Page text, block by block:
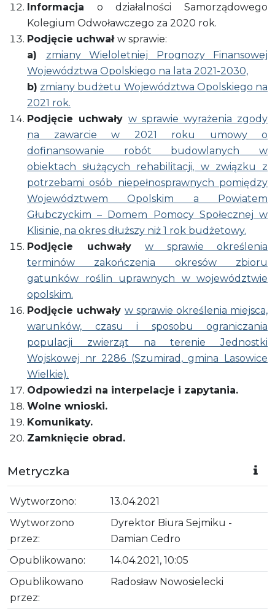
Informacja o działalności Samorządowego
Kolegium Odwoławczego za 2020 rok.
Podjęcie uchwał w sprawie:
a) zmiany Wieloletniej Prognozy Finansowej
Województwa Opolskiego na lata 2021-2030,
b) zmiany budżetu Województwa Opolskiego na
2021 rok.
Podjęcie uchwały w sprawie wyrażenia zgody
na zawarcie w 2021 roku umowy o
dofinansowanie robót budowlanych w
obiektach służących rehabilitacji, w związku z
potrzebami osób niepełnosprawnych pomiędzy
Województwem Opolskim a Powiatem
Głubczyckim – Domem Pomocy Społecznej w
Klisinie, na okres dłuższy niż 1 rok budżetowy.
Podjęcie uchwały w sprawie określenia
terminów zakończenia okresów zbioru
gatunków roślin uprawnych w województwie
opolskim.
Podjęcie uchwały w sprawie określenia miejsca,
warunków, czasu i sposobu ograniczania
populacji zwierząt na terenie Jednostki
Wojskowej nr 2286 (Szumirad, gmina Lasowice
Wielkie).
Odpowiedzi na interpelacje i zapytania.
Wolne wnioski.
Komunikaty.
Zamknięcie obrad.
Metryczka
Wytworzono:
13.04.2021
Wytworzono
przez:
Dyrektor Biura Sejmiku -
Damian Cedro
Opublikowano:
14.04.2021, 10:05
Opublikowano
przez:
Radosław Nowosielecki